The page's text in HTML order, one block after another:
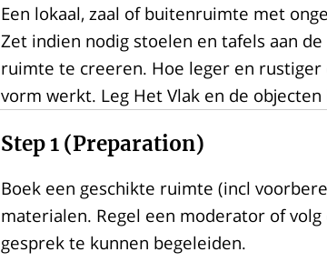
Een lokaal, zaal of buitenruimte met
Zet indien nodig stoelen en tafels aan
ruimte te creeren. Hoe leger en
vorm werkt. Leg Het Vlak en de objecten
Step 1 (Preparation)
Boek een geschikte ruimte (incl
materialen. Regel een moderator of
gesprek te kunnen begeleiden.